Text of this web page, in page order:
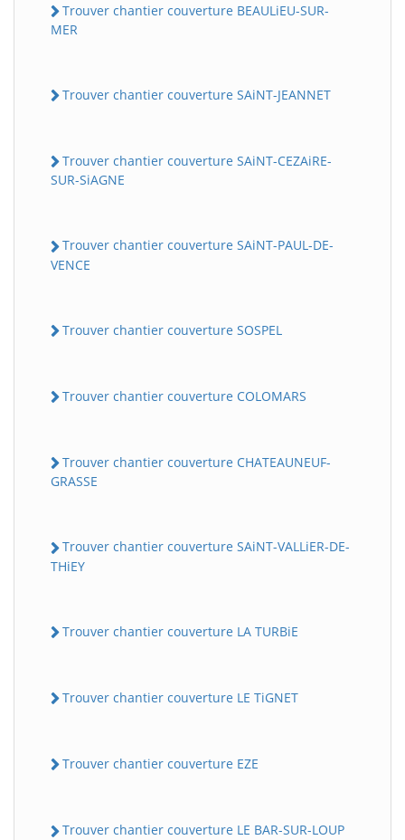
Trouver chantier couverture BEAULiEU-SUR-
MER
Trouver chantier couverture SAiNT-JEANNET
Trouver chantier couverture SAiNT-CEZAiRE-
SUR-SiAGNE
Trouver chantier couverture SAiNT-PAUL-DE-
VENCE
Trouver chantier couverture SOSPEL
Trouver chantier couverture COLOMARS
Trouver chantier couverture CHATEAUNEUF-
GRASSE
Trouver chantier couverture SAiNT-VALLiER-DE-
THiEY
Trouver chantier couverture LA TURBiE
Trouver chantier couverture LE TiGNET
Trouver chantier couverture EZE
Trouver chantier couverture LE BAR-SUR-LOUP